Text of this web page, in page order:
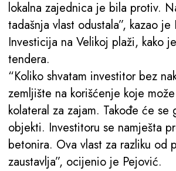
lokalna zajednica je bila protiv.
tadašnja vlast odustala”, kazao je
Investicija na Velikoj plaži, kako
tendera.
“Koliko shvatam investitor bez
zemljište na korišćenje koje
kolateral za zajam. Takođe će se
objekti. Investitoru se namješta
betonira. Ova vlast za razliku od
zaustavlja”, ocijenio je Pejović.